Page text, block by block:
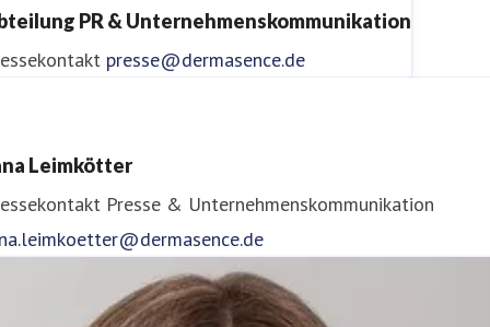
PR & Unternehmenskommunikation
presse@dermasence.de
Leimkötter
Presse & Unternehmenskommunikation